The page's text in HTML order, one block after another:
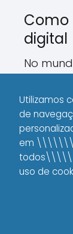
Como
digital
No
desafio
Para
Utilizamos
de
em
uso de